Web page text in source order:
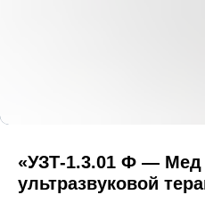
«УЗТ-1.3.01 Ф — Мед
ультразвуковой